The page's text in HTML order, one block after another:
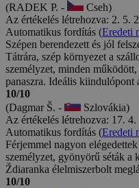
(RADEK P. -
Cseh)
Az értékelés létrehozva: 2. 5.
Automatikus fordítás (Eredeti
Szépen berendezett és jól
Tátrára, szép környezet a
személyzet, minden
panaszra. Ideális kiindulópont
10/10
(Dagmar Š. -
Szlovákia)
Az értékelés létrehozva: 17. 4.
Automatikus fordítás (Eredeti
Férjemmel nagyon
személyzet, gyönyörű séták a
Ždiaranka élelmiszerbolt
10/10